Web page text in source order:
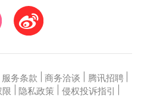
服务条款 商务洽谈 腾讯招聘
限 隐私政策 侵权投诉指引